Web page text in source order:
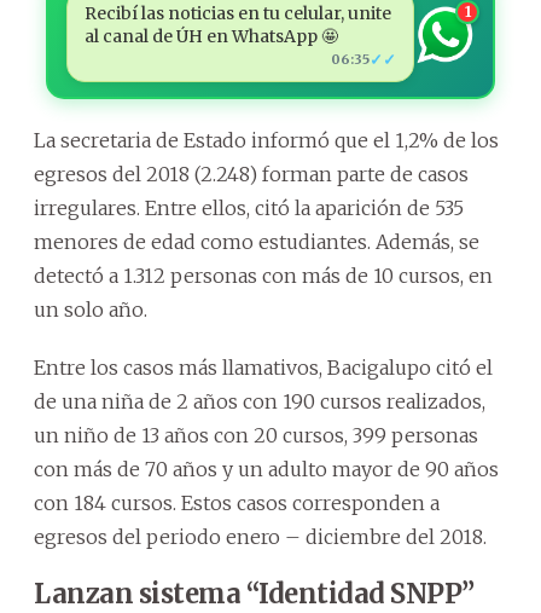
Recibí las noticias en tu celular, unite
al canal de ÚH en WhatsApp 🤩
06:35✓✓
1
La secretaria de Estado informó que el 1,2% de los
egresos del 2018 (2.248) forman parte de casos
irregulares. Entre ellos, citó la aparición de 535
menores de edad como estudiantes. Además, se
detectó a 1.312 personas con más de 10 cursos, en
un solo año.
Entre los casos más llamativos, Bacigalupo citó el
de una niña de 2 años con 190 cursos realizados,
un niño de 13 años con 20 cursos, 399 personas
con más de 70 años y un adulto mayor de 90 años
con 184 cursos. Estos casos corresponden a
egresos del periodo enero – diciembre del 2018.
Lanzan sistema “Identidad SNPP”